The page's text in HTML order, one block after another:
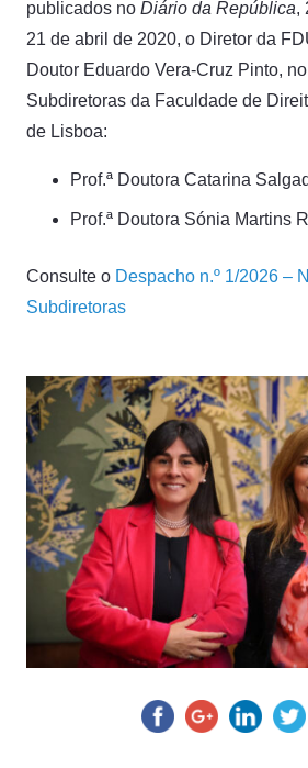
publicados no Diário da República,
21 de abril de 2020, o Diretor da
Doutor Eduardo Vera‑Cruz Pinto,
Subdiretoras da Faculdade de
de Lisboa:
Prof.ª Doutora Catarina
Prof.ª Doutora Sónia Martins
Consulte o Despacho n.º 1/2026 –
Subdiretoras